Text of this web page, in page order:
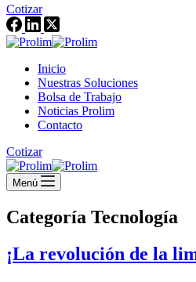
Cotizar
Inicio
Nuestras Soluciones
Bolsa de Trabajo
Noticias Prolim
Contacto
Cotizar
Menú
Categoría Tecnología
¡La revolución de la